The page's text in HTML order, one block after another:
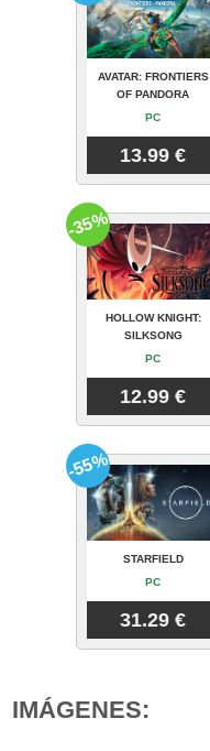
AVATAR: FRONTIERS
OF PANDORA
PC
13.99 €
HOLLOW KNIGHT:
SILKSONG
PC
12.99 €
-35%
STARFIELD
PC
31.29 €
-55%
IMÁGENES: